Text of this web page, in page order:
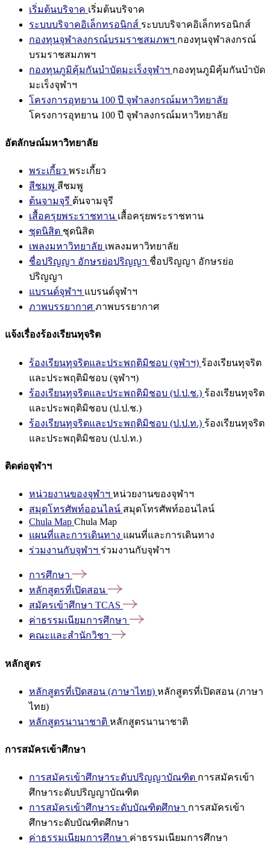
เริ่มต้นบริจาค เริ่มต้นบริจาค
ระบบบริจาคอิเล็กทรอนิกส์ ระบบบริจาคอิเล็กทรอนิกส์
กองทุนจุฬาลงกรณ์บรมราชสมภพฯ กองทุนจุฬาลงกรณ์
บรมราชสมภพฯ
กองทุนภูมิคุ้มกันบำบัดมะเร็งจุฬาฯ กองทุนภูมิคุ้มกันบำบัด
มะเร็งจุฬาฯ
โครงการอุทยาน 100 ปี จุฬาลงกรณ์มหาวิทยาลัย
โครงการอุทยาน 100 ปี จุฬาลงกรณ์มหาวิทยาลัย
อัตลักษณ์มหาวิทยาลัย
พระเกี้ยว พระเกี้ยว
สีชมพู สีชมพู
ต้นจามจุรี ต้นจามจุรี
เสื้อครุยพระราชทาน เสื้อครุยพระราชทาน
ชุดนิสิต ชุดนิสิต
เพลงมหาวิทยาลัย เพลงมหาวิทยาลัย
ชื่อปริญญา อักษรย่อปริญญา ชื่อปริญญา อักษรย่อ
ปริญญา
แบรนด์จุฬาฯ แบรนด์จุฬาฯ
ภาพบรรยากาศ ภาพบรรยากาศ
แจ้งเรื่องร้องเรียนทุจริต
ร้องเรียนทุจริตและประพฤติมิชอบ (จุฬาฯ) ร้องเรียนทุจริต
และประพฤติมิชอบ (จุฬาฯ)
ร้องเรียนทุจริตและประพฤติมิชอบ (ป.ป.ช.) ร้องเรียนทุจริต
และประพฤติมิชอบ (ป.ป.ช.)
ร้องเรียนทุจริตและประพฤติมิชอบ (ป.ป.ท.) ร้องเรียนทุจริต
และประพฤติมิชอบ (ป.ป.ท.)
ติดต่อจุฬาฯ
หน่วยงานของจุฬาฯ หน่วยงานของจุฬาฯ
สมุดโทรศัพท์ออนไลน์ สมุดโทรศัพท์ออนไลน์
Chula Map Chula Map
แผนที่และการเดินทาง แผนที่และการเดินทาง
ร่วมงานกับจุฬาฯ ร่วมงานกับจุฬาฯ
การศึกษา
หลักสูตรที่เปิดสอน
สมัครเข้าศึกษา TCAS
ค่าธรรมเนียมการศึกษา
คณะและสำนักวิชา
หลักสูตร
หลักสูตรที่เปิดสอน (ภาษาไทย) หลักสูตรที่เปิดสอน (ภาษา
ไทย)
หลักสูตรนานาชาติ หลักสูตรนานาชาติ
การสมัครเข้าศึกษา
การสมัครเข้าศึกษาระดับปริญญาบัณฑิต การสมัครเข้า
ศึกษาระดับปริญญาบัณฑิต
การสมัครเข้าศึกษาระดับบัณฑิตศึกษา การสมัครเข้า
ศึกษาระดับบัณฑิตศึกษา
ค่าธรรมเนียมการศึกษา ค่าธรรมเนียมการศึกษา